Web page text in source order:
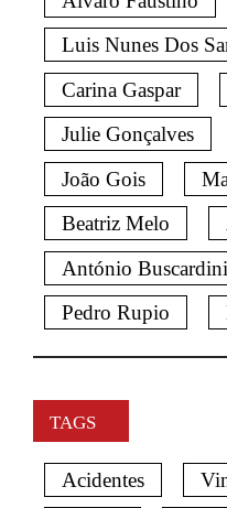
Luis Nunes Dos
Carina Gaspar
Julie Gonçalves
João Gois
Beatriz Melo
António Buscardini
Pedro Rupio
TAGS
Acidentes